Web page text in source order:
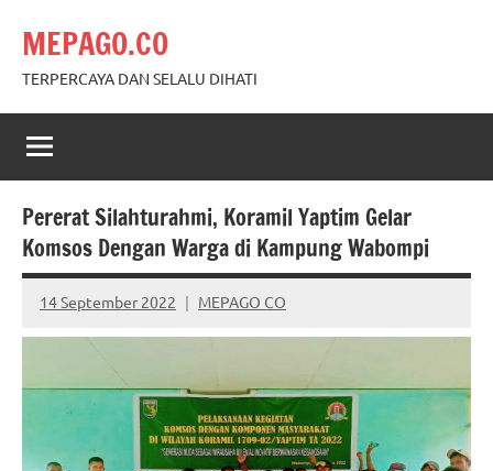
content
MEPAGO.CO
TERPERCAYA DAN SELALU DIHATI
Pererat Silahturahmi, Koramil Yaptim Gelar
Komsos Dengan Warga di Kampung Wabompi
14 September 2022 MEPAGO CO
No
comments